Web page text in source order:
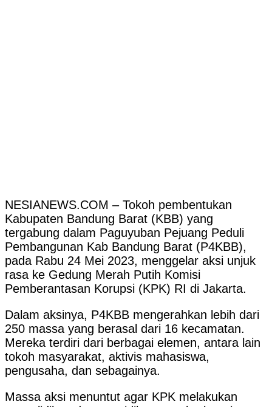
NESIANEWS.COM – Tokoh pembentukan
Kabupaten Bandung Barat (KBB) yang
tergabung dalam Paguyuban Pejuang Peduli
Pembangunan Kab Bandung Barat (P4KBB),
pada Rabu 24 Mei 2023, menggelar aksi unjuk
rasa ke Gedung Merah Putih Komisi
Pemberantasan Korupsi (KPK) RI di Jakarta.
Dalam aksinya, P4KBB mengerahkan lebih dari
250 massa yang berasal dari 16 kecamatan.
Mereka terdiri dari berbagai elemen, antara lain
tokoh masyarakat, aktivis mahasiswa,
pengusaha, dan sebagainya.
Massa aksi menuntut agar KPK melakukan